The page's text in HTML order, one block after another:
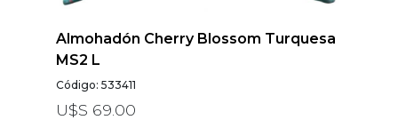
Almohadón Cherry Blossom Turquesa
MS2 L
Código: 533411
U$S 69.00